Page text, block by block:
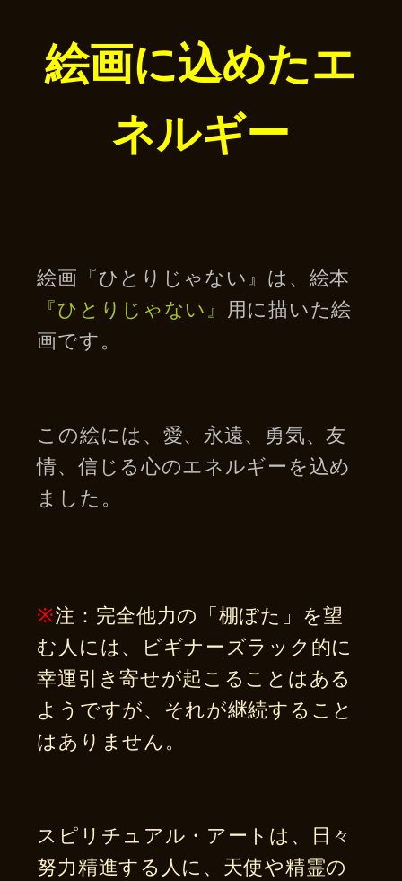
絵画に込めたエ
ネルギー
絵画『ひとりじゃない』は、絵本
『ひとりじゃない』 用に描いた絵
画です。
この絵には、愛、永遠、勇気、友
情、信じる心のエネルギーを込め
ました。
※注：完全他力の「棚ぼた」を望
む人には、ビギナーズラック的に
幸運引き寄せが起こることはある
ようですが、それが継続すること
はありません。
スピリチュアル・アートは、日々
努力精進する人に、天使や精霊の